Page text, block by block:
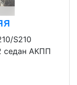
S210
седан АКПП